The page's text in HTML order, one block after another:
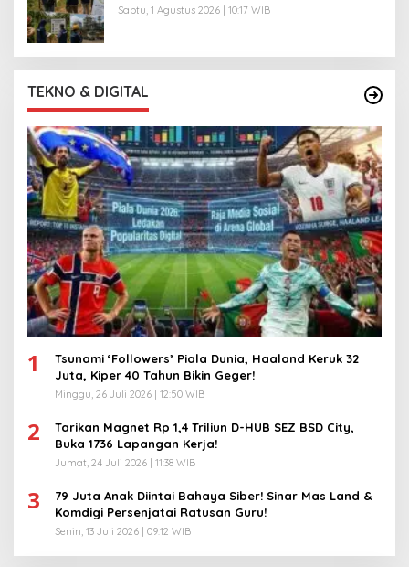
Sabtu, 1 Agustus 2026 | 10:17 WIB
TEKNO & DIGITAL
1
Tsunami ‘Followers’ Piala Dunia, Haaland Keruk 32
Juta, Kiper 40 Tahun Bikin Geger!
Minggu, 26 Juli 2026 | 12:50 WIB
2
Tarikan Magnet Rp 1,4 Triliun D-HUB SEZ BSD City,
Buka 1736 Lapangan Kerja!
Jumat, 24 Juli 2026 | 11:38 WIB
3
79 Juta Anak Diintai Bahaya Siber! Sinar Mas Land &
Komdigi Persenjatai Ratusan Guru!
Senin, 13 Juli 2026 | 09:12 WIB